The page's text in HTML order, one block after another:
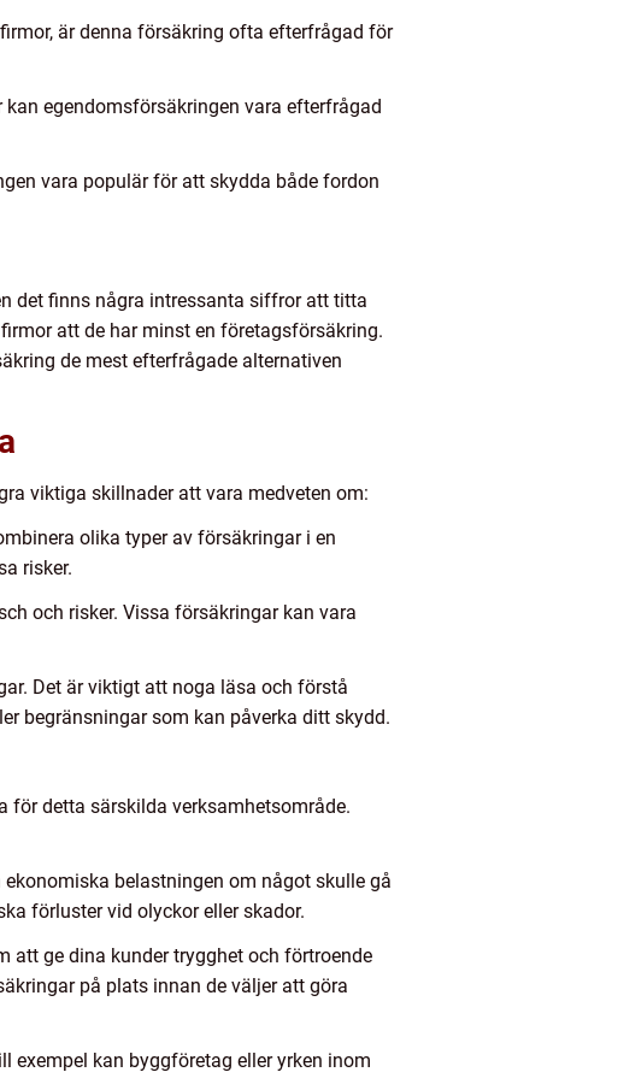
är denna försäkring ofta efterfrågad för
egendomsförsäkringen vara efterfrågad
vara populär för att skydda både fordon
det finns några intressanta siffror att titta
att de har minst en företagsförsäkring.
de mest efterfrågade alternativen
viktiga skillnader att vara medveten om:
olika typer av försäkringar i en
risker.
och risker. Vissa försäkringar kan vara
Det är viktigt att noga läsa och förstå
begränsningar som kan påverka ditt skydd.
för detta särskilda verksamhetsområde.
belastningen om något skulle gå
förluster vid olyckor eller skador.
ge dina kunder trygghet och förtroende
på plats innan de väljer att göra
exempel kan byggföretag eller yrken inom